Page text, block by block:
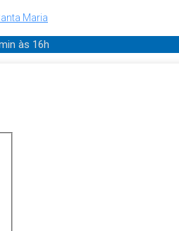
Maria
às 16h